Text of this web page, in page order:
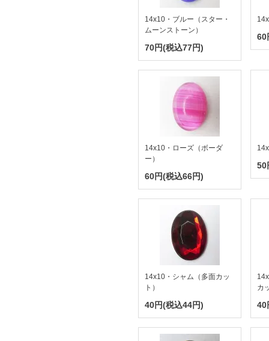
14x10・ブルー（スター・
ムーンストーン）
70円(税込77円)
60
14x10・ローズ（ボーダ
ー）
60円(税込66円)
50
14x10・シャム（多面カッ
ト）
40円(税込44円)
カ
40